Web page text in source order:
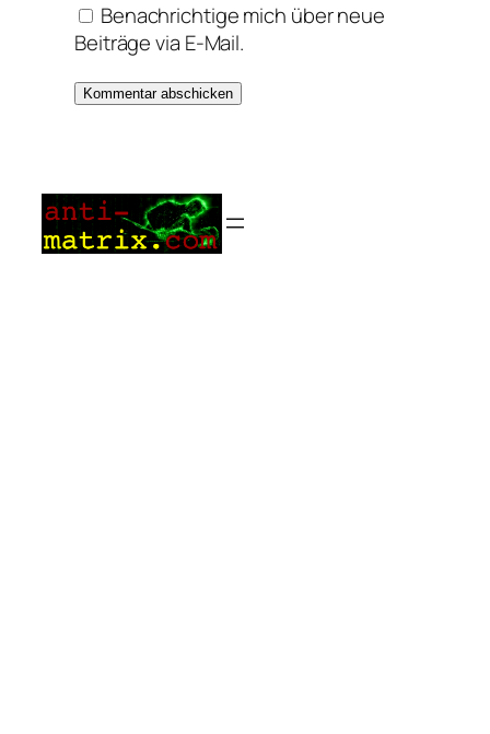
Benachrichtige mich über neue
Beiträge via E-Mail.